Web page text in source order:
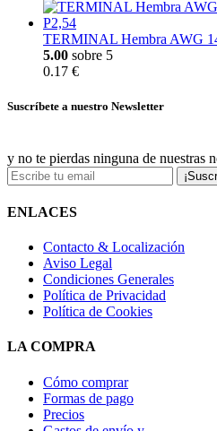
TERMINAL Hembra AWG
5.00 sobre 5
0.17 €
Suscríbete a nuestro Newsletter
y no te pierdas ninguna de nuestras
ENLACES
Contacto & Localización
Aviso Legal
Condiciones Generales
Política de Privacidad
Política de Cookies
LA COMPRA
Cómo comprar
Formas de pago
Precios